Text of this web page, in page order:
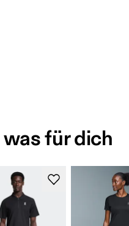
für dich